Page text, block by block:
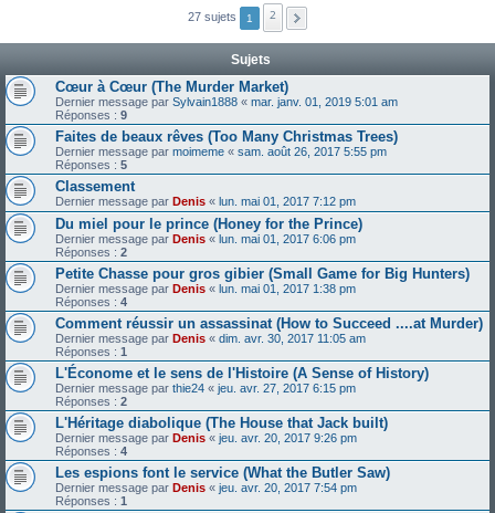
27 sujets 1 2
Sujets
Cœur à Cœur (The Murder Market)
Dernier message par Sylvain1888 « mar. janv. 01, 2019 5:01 am
Réponses : 9
Faites de beaux rêves (Too Many Christmas Trees)
Dernier message par moimeme « sam. août 26, 2017 5:55 pm
Réponses : 5
Classement
Dernier message par Denis « lun. mai 01, 2017 7:12 pm
Du miel pour le prince (Honey for the Prince)
Dernier message par Denis « lun. mai 01, 2017 6:06 pm
Réponses : 2
Petite Chasse pour gros gibier (Small Game for Big Hunters)
Dernier message par Denis « lun. mai 01, 2017 1:38 pm
Réponses : 4
Comment réussir un assassinat (How to Succeed ....at Murder)
Dernier message par Denis « dim. avr. 30, 2017 11:05 am
Réponses : 1
L'Économe et le sens de l'Histoire (A Sense of History)
Dernier message par thie24 « jeu. avr. 27, 2017 6:15 pm
Réponses : 2
L'Héritage diabolique (The House that Jack built)
Dernier message par Denis « jeu. avr. 20, 2017 9:26 pm
Réponses : 4
Les espions font le service (What the Butler Saw)
Dernier message par Denis « jeu. avr. 20, 2017 7:54 pm
Réponses : 1